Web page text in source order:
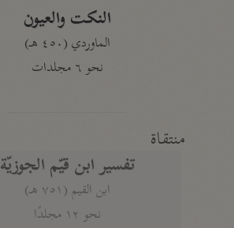
النكت والعيون
الماوردي (٤٥٠ هـ)
نحو ٦ مجلدات
منتقاة
تفسير ابن قيّم الجوزيّة
ابن القيم (٧٥١ هـ)
نحو ١٢ مجلدًا